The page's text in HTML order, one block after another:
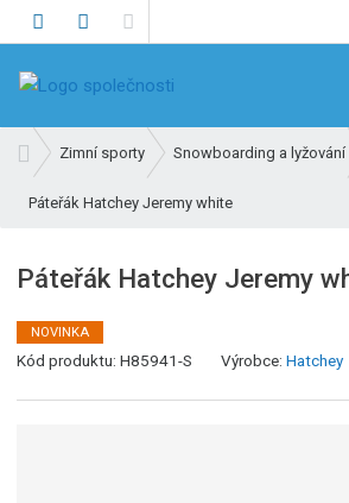
t
v
o
í
t
r
Zimní sporty Snowboarding a lyžování
Páteřák Hatchey Jeremy white
Páteřák Hatchey Jeremy
NOVINKA
Kód produktu:H85941-S Výrobce:Hatchey